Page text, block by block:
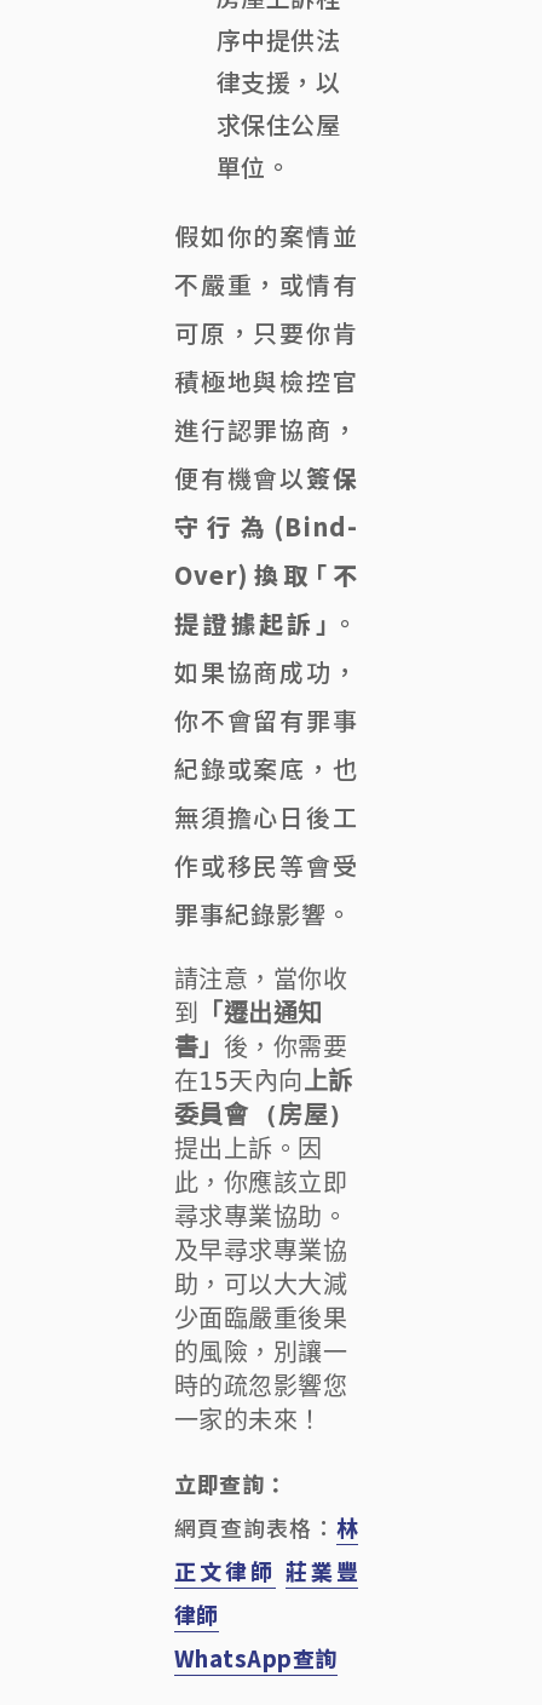
序中提供法
律支援，以
求保住公屋
單位。
假如你的案情並
不嚴重，或情有
可原，只要你肯
積極地與檢控官
進行認罪協商，
便有機會以簽保
守行為(Bind-
Over)換取「不
提證據起訴」 。
如果協商成功，
你不會留有罪事
紀錄或案底，也
無須擔心日後工
作或移民等會受
罪事紀錄影響。
請注意，當你收
到
「遷出通知
書」 後，你需要
在15天內向上訴
委員會 (房屋)
提出上訴。因
此，你應該立即
尋求專業協助。
及早尋求專業協
助，可以大大減
少面臨嚴重後果
的風險，別讓一
時的疏忽影響您
一家的未來！
立即查詢：
網頁查詢表格： 林
正文律師 莊業豐
律師
WhatsApp查詢